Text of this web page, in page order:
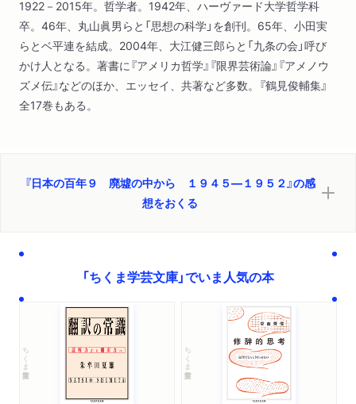
1922－2015年。哲学者。1942年、ハーヴァード大学哲学科
卒。46年、丸山眞男らと「思想の科学」を創刊。65年、小田実
らとベ平連を結成。2004年、大江健三郎らと「九条の会」呼び
かけ人となる。著書に『アメリカ哲学』『限界芸術論』『アメノウ
ズメ伝』などのほか、エッセイ、共著など多数。『鶴見俊輔集』
全17巻もある。
『日本の百年９ 廃墟の中から １９４５―１９５２』の感
想をおくる
「ちくま学芸文庫」でいま人気の本
ちくま学芸文庫 ちくま学芸文庫